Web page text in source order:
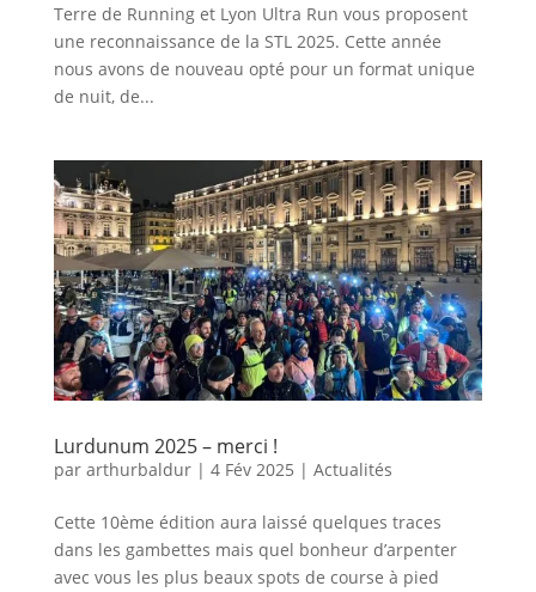
Terre de Running et Lyon Ultra Run vous proposent
une reconnaissance de la STL 2025. Cette année
nous avons de nouveau opté pour un format unique
de nuit, de...
Lurdunum 2025 – merci !
par arthurbaldur| 4 Fév 2025 | Actualités
Cette 10ème édition aura laissé quelques traces
dans les gambettes mais quel bonheur d’arpenter
avec vous les plus beaux spots de course à pied